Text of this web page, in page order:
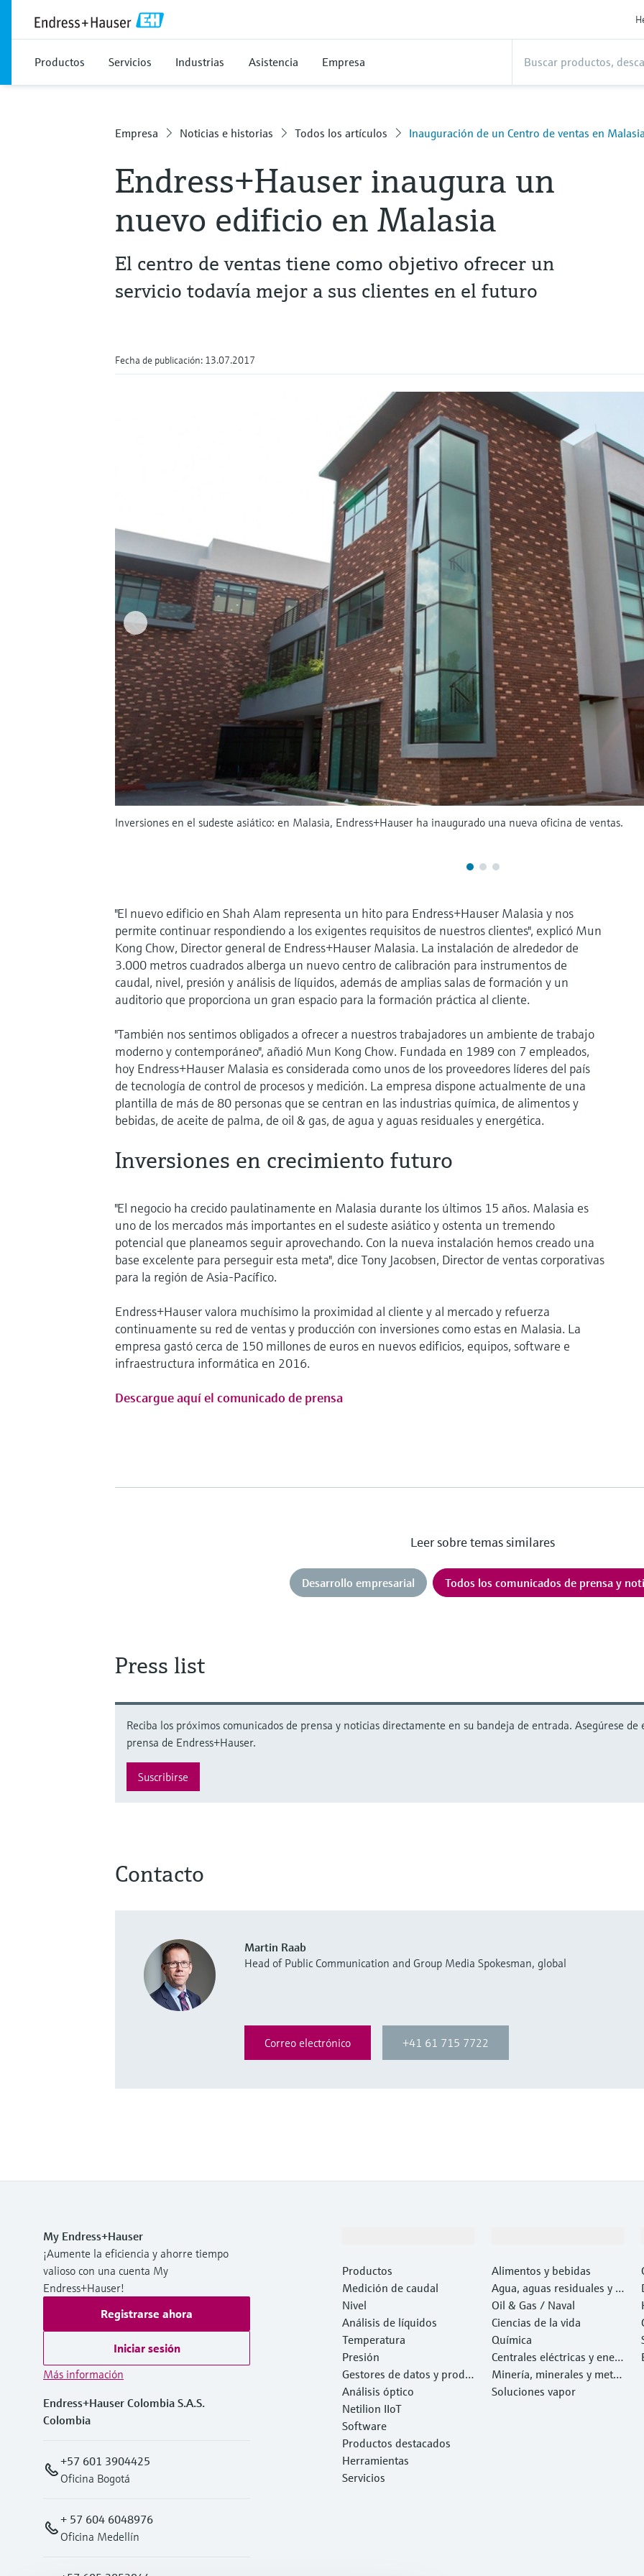
Productos Servicios Industrias Asistencia Empresa
Empresa Noticias e historias Todos los artículos Inauguración de un Centro de ventas en
Endress+Hauser inaugura un
nuevo edificio en Malasia
El centro de ventas tiene como objetivo ofrecer un
servicio todavía mejor a sus clientes en el futuro
Fecha de publicación: 13.07.2017
Inversiones en el sudeste asiático: en Malasia, Endress+Hauser ha inaugurado una nueva oficina de ventas.
"El nuevo edificio en Shah Alam representa un hito para Endress+Hauser Malasia y nos
permite continuar respondiendo a los exigentes requisitos de nuestros clientes", explicó Mun
Kong Chow, Director general de Endress+Hauser Malasia. La instalación de alrededor de
3.000 metros cuadrados alberga un nuevo centro de calibración para instrumentos de
caudal, nivel, presión y análisis de líquidos, además de amplias salas de formación y un
auditorio que proporciona un gran espacio para la formación práctica al cliente.
"También nos sentimos obligados a ofrecer a nuestros trabajadores un ambiente de trabajo
moderno y contemporáneo", añadió Mun Kong Chow. Fundada en 1989 con 7 empleados,
hoy Endress+Hauser Malasia es considerada como unos de los proveedores líderes del país
de tecnología de control de procesos y medición. La empresa dispone actualmente de una
plantilla de más de 80 personas que se centran en las industrias química, de alimentos y
bebidas, de aceite de palma, de oil & gas, de agua y aguas residuales y energética.
Inversiones en crecimiento futuro
"El negocio ha crecido paulatinamente en Malasia durante los últimos 15 años. Malasia es
uno de los mercados más importantes en el sudeste asiático y ostenta un tremendo
potencial que planeamos seguir aprovechando. Con la nueva instalación hemos creado una
base excelente para perseguir esta meta", dice Tony Jacobsen, Director de ventas corporativas
para la región de Asia-Pacífico.
Endress+Hauser valora muchísimo la proximidad al cliente y al mercado y refuerza
continuamente su red de ventas y producción con inversiones como estas en Malasia. La
empresa gastó cerca de 150 millones de euros en nuevos edificios, equipos, software e
infraestructura informática en 2016.
Descargue aquí el comunicado de prensa
Leer sobre temas similares
Desarrollo empresarial Todos los comunicados de prensa y
Press list
Reciba los próximos comunicados de prensa y noticias directamente en su bandeja de entrada. Asegúrese
prensa de Endress+Hauser.
Suscribirse
Contacto
Martin Raab
Head of Public Communication and Group Media Spokesman, global
Correo electrónico +41 61 715 7722
My Endress+Hauser
¡Aumente la eficiencia y ahorre tiempo
valioso con una cuenta My
Endress+Hauser!
Registrarse ahora
Iniciar sesión
Más información
Endress+Hauser Colombia S.A.S.
Colombia
+57 601 3904425
Oficina Bogotá
+ 57 604 6048976
Oficina Medellín
Productos
Medición de caudal
Nivel
Análisis de líquidos
Temperatura
Presión
Gestores de datos y produ
ctos de sistema
Análisis óptico
Netilion IIoT
Software
Productos destacados
Herramientas
Servicios
Alimentos y bebidas
Agua, aguas residuales y r
esiduos
Oil & Gas / Naval
Ciencias de la vida
Química
Centrales eléctricas y ener
gía
Minería, minerales y metal
es
Soluciones vapor